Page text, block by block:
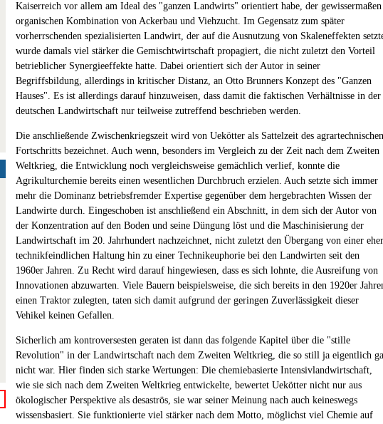
Kaiserreich vor allem am Ideal des "ganzen Landwirts" orientiert habe, der gewissermaßen
organischen Kombination von Ackerbau und Viehzucht. Im Gegensatz zum später
vorherrschenden spezialisierten Landwirt, der auf die Ausnutzung von Skaleneffekten
wurde damals viel stärker die Gemischtwirtschaft propagiert, die nicht zuletzt den Vorteil
betrieblicher Synergieeffekte hatte. Dabei orientiert sich der Autor in seiner
Begriffsbildung, allerdings in kritischer Distanz, an Otto Brunners Konzept des "Ganzen
Hauses". Es ist allerdings darauf hinzuweisen, dass damit die faktischen Verhältnisse in der
deutschen Landwirtschaft nur teilweise zutreffend beschrieben werden.
Die anschließende Zwischenkriegszeit wird von Uekötter als Sattelzeit des agrartechnischen
Fortschritts bezeichnet. Auch wenn, besonders im Vergleich zu der Zeit nach dem Zweiten
Weltkrieg, die Entwicklung noch vergleichsweise gemächlich verlief, konnte die
Agrikulturchemie bereits einen wesentlichen Durchbruch erzielen. Auch setzte sich immer
mehr die Dominanz betriebsfremder Expertise gegenüber dem hergebrachten Wissen der
Landwirte durch. Eingeschoben ist anschließend ein Abschnitt, in dem sich der Autor von
der Konzentration auf den Boden und seine Düngung löst und die Maschinisierung der
Landwirtschaft im 20. Jahrhundert nachzeichnet, nicht zuletzt den Übergang von einer eher
technikfeindlichen Haltung hin zu einer Technikeuphorie bei den Landwirten seit den
1960er Jahren. Zu Recht wird darauf hingewiesen, dass es sich lohnte, die Ausreifung von
Innovationen abzuwarten. Viele Bauern beispielsweise, die sich bereits in den 1920er
einen Traktor zulegten, taten sich damit aufgrund der geringen Zuverlässigkeit dieser
Vehikel keinen Gefallen.
Sicherlich am kontroversesten geraten ist dann das folgende Kapitel über die "stille
Revolution" in der Landwirtschaft nach dem Zweiten Weltkrieg, die so still ja eigentlich
nicht war. Hier finden sich starke Wertungen: Die chemiebasierte Intensivlandwirtschaft,
wie sie sich nach dem Zweiten Weltkrieg entwickelte, bewertet Uekötter nicht nur aus
ökologischer Perspektive als desaströs, sie war seiner Meinung nach auch keineswegs
wissensbasiert. Sie funktionierte viel stärker nach dem Motto, möglichst viel Chemie auf